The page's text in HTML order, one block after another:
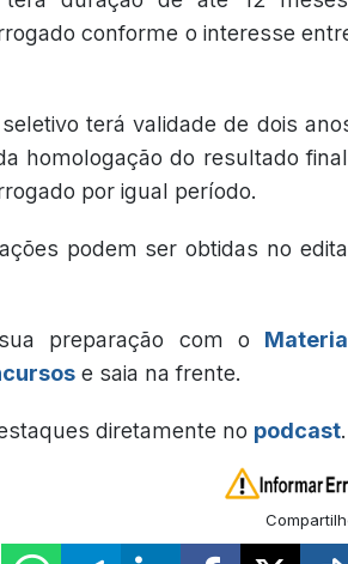
conforme o interesse
terá validade de dois
homologação do resultado
por igual período.
podem ser obtidas no
preparação com o
e saia na frente.
diretamente no podcast.